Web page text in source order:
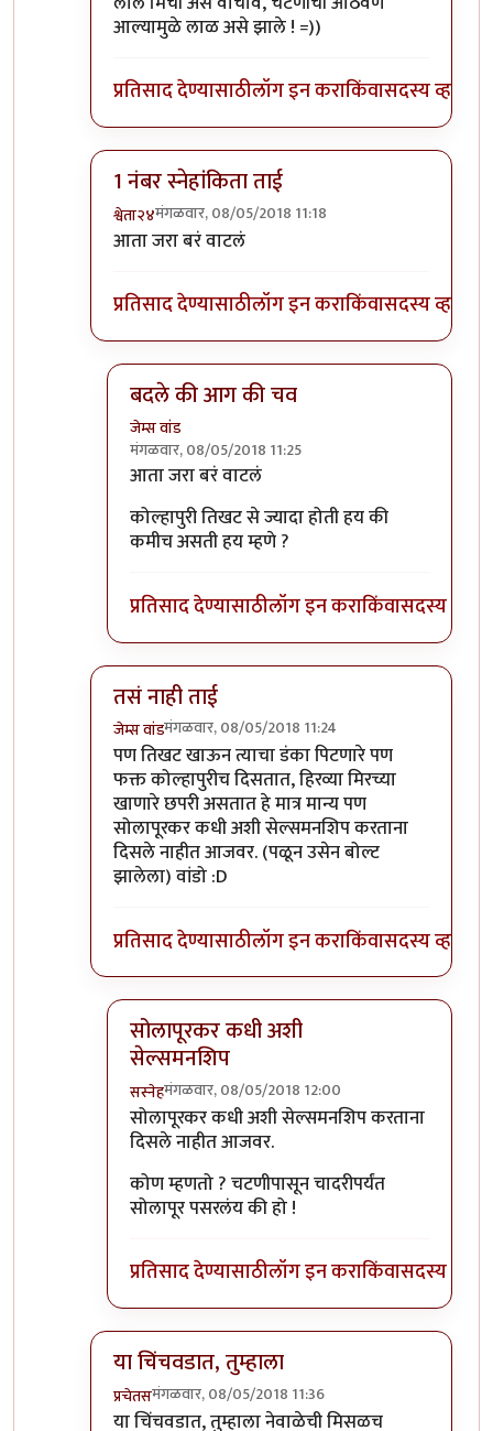
आल्यामुळे लाळ असे झाले ! =))
प्रतिसाद देण्यासाठीलॉग इन कराकिंवासदस्य व्हा
1 नंबर स्नेहांकिता ताई
श्वेता२४मंगळवार, 08/05/2018 11:18
In reply to+१by
आता जरा बरं वाटलं
प्रतिसाद देण्यासाठीलॉग इन कराकिंवासदस्य व्हा
बदले की आग की चव
जेम्स वांड
मंगळवार, 08/05/2018 11:25
In reply to1 नंबर स्नेहांकिता ताई
आता जरा बरं वाटलं
कोल्हापुरी तिखट से ज्यादा होती हय की
कमीच असती हय म्हणे ?
प्रतिसाद देण्यासाठीलॉग इन कराकिंवासदस्य व्हा
तसं नाही ताई
जेम्स वांडमंगळवार, 08/05/2018 11:24
In reply to+१byसस्नेह
पण तिखट खाऊन त्याचा डंका पिटणारे पण
फक्त कोल्हापुरीच दिसतात, हिरव्या मिरच्या
खाणारे छपरी असतात हे मात्र मान्य पण
सोलापूरकर कधी अशी सेल्समनशिप करताना
दिसले नाहीत आजवर. (पळून उसेन बोल्ट
झालेला) वांडो :D
प्रतिसाद देण्यासाठीलॉग इन कराकिंवासदस्य व्हा
सोलापूरकर कधी अशी
सेल्समनशिप
सस्नेहमंगळवार, 08/05/2018 12:00
In reply toतसं नाही ताईbyजेम्स वांड
सोलापूरकर कधी अशी सेल्समनशिप करताना
दिसले नाहीत आजवर.
कोण म्हणतो ? चटणीपासून चादरीपर्यंत
सोलापूर पसरलंय की हो !
प्रतिसाद देण्यासाठीलॉग इन कराकिंवासदस्य व्हा
या चिंचवडात, तुम्हाला
प्रचेतसमंगळवार, 08/05/2018 11:36
In reply to+१byसस्नेह
या चिंचवडात, तुम्हाला नेवाळेची मिसळच